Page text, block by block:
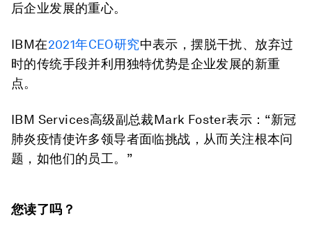
后企业发展的重心。
IBM在2021年CEO研究中表示，摆脱干扰、放弃过
时的传统手段并利用独特优势是企业发展的新重
点。
IBM Services高级副总裁Mark Foster表示：“新冠
肺炎疫情使许多领导者面临挑战，从而关注根本问
题，如他们的员工。”
您读了吗？